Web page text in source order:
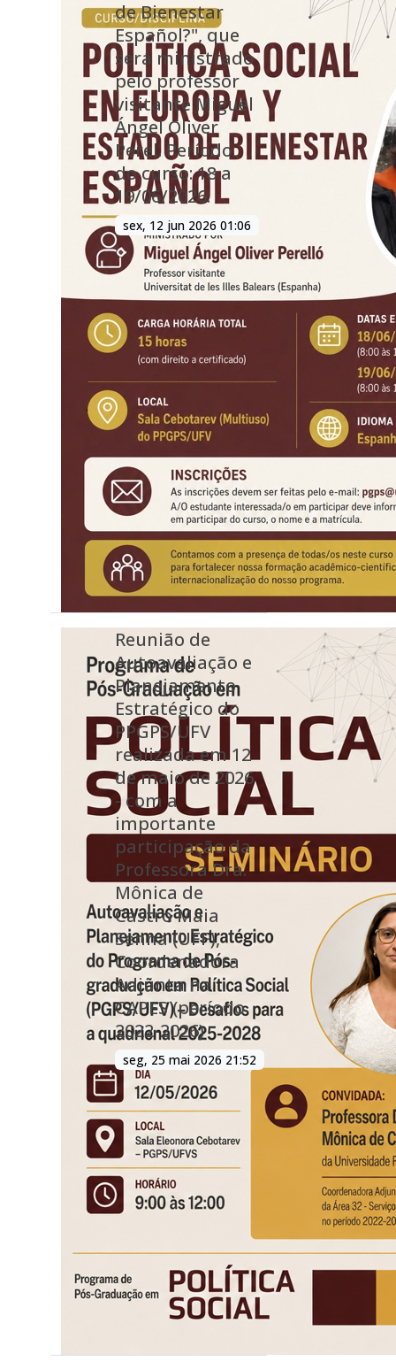
de Bienestar
Español?", que
será ministrado
pelo professor
visitante Miguel
Ángel Oliver
Perel. Período
do curso: 18 a
19/06/2026.
sex, 12 jun 2026 01:06
Reunião de
Autoavaliação e
Planejamento
Estratégico do
PPGPS/UFV
realizada em 12
de maio de 2026
- com a
importante
participação da
Professora Dra.
Mônica de
Castro Maia
Senna (UFF),
Coordenadora
Adjunta na
CAPES (período
2022-2026)
seg, 25 mai 2026 21:52